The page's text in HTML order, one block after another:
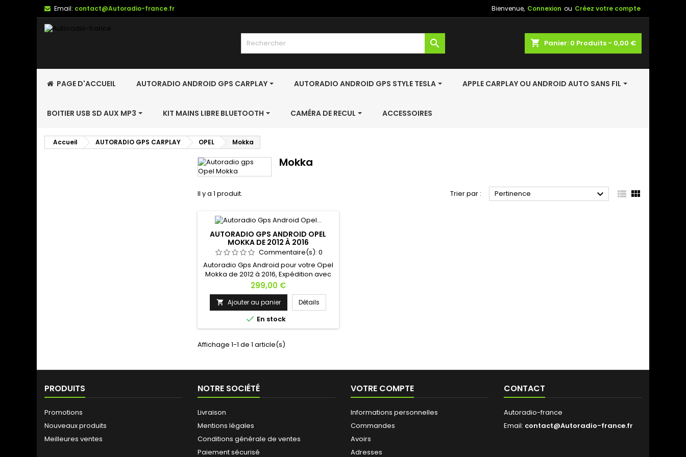
Email: contact@Autoradio-france.fr Bienvenue, Connexion ou Créez votre compte
shopping_cart Panier: 0 Produits - 0,00 €

PAGE D'ACCUEIL AUTORADIO ANDROID GPS CARPLAY AUTORADIO ANDROID GPS STYLE TESLA APPLE CARPLAY OU ANDROID AUTO SANS FIL
BOITIER USB SD AUX MP3 KIT MAINS LIBRE BLUETOOTH CAMÉRA DE RECUL ACCESSOIRES
Accueil AUTORADIO GPS CARPLAY OPEL Mokka
Mokka
Il y a 1 produit. Trier par : Pertinence   
AUTORADIO GPS ANDROID OPEL
MOKKA DE 2012 À 2016
Commentaire(s):0
Autoradio Gps Android pour votre Opel
Mokka de 2012 à 2016, Expédition avec
suivi ! Hésitez pas à nous contacter si
vous avez une question !
Prix
299,00 €
 Ajouter au panier Détails
 En stock
Affichage 1-1 de 1 article(s)
PRODUITS
Promotions
Nouveaux produits
Meilleures ventes
NOTRE SOCIÉTÉ
Livraison
Mentions légales
Conditions générale de ventes
Paiement sécurisé
VOTRE COMPTE
Informations personnelles
Commandes
Avoirs
Adresses
CONTACT
Autoradio-france
Email: contact@Autoradio-france.fr